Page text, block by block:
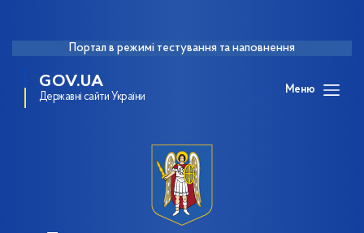
Портал в режимі тестування та наповнення
GOV.UA
Державні сайти України
Меню